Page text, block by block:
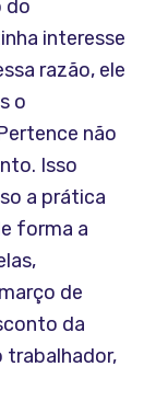
do
interesse
razão, ele
o
não
Isso
a prática
forma a
de
da
trabalhador,